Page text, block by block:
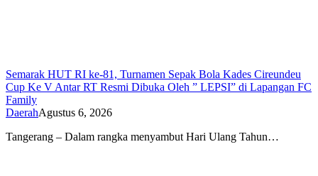
Semarak HUT RI ke-81, Turnamen Sepak Bola Kades Cireundeu
Cup Ke V Antar RT Resmi Dibuka Oleh ” LEPSI” di Lapangan FC
Family
DaerahAgustus 6, 2026
Tangerang – Dalam rangka menyambut Hari Ulang Tahun…